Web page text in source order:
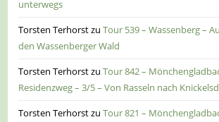
unterwegs
Torsten TerhorstzuTour 539 – Wassenberg –
den Wassenberger Wald
Torsten TerhorstzuTour 842 –
Residenzweg – 3/5 – Von Rasseln nach
Torsten TerhorstzuTour 821 –